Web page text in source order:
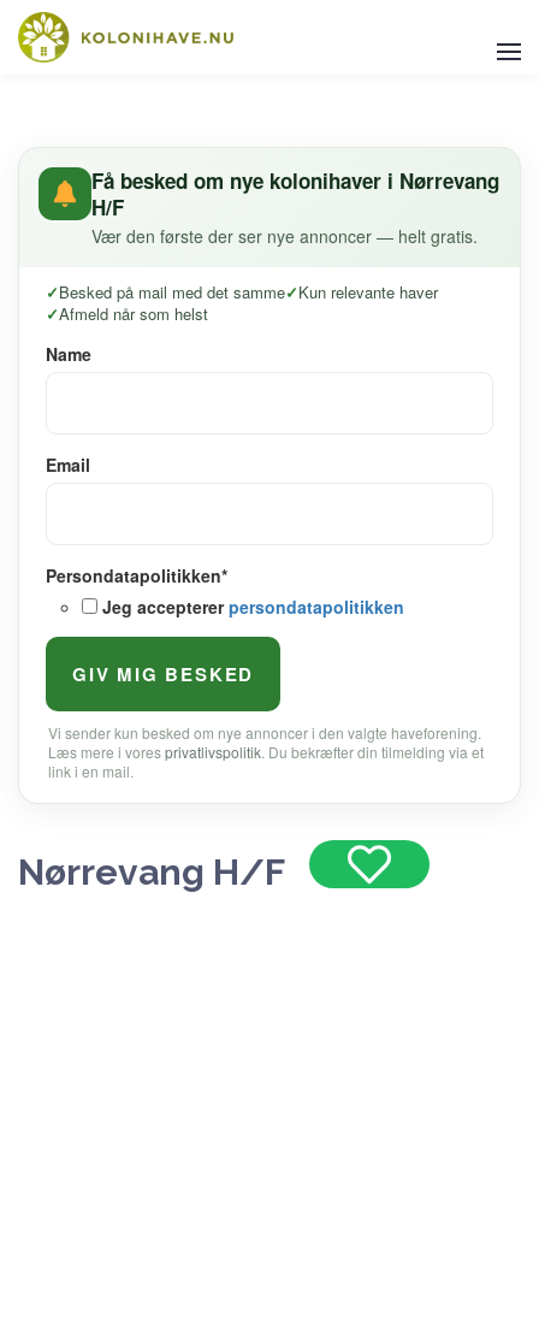
Få besked om nye kolonihaver i Nørrevang
H/F
Vær den første der ser nye annoncer — helt gratis.
Besked på mail med det samme
Kun relevante haver
Afmeld når som helst
Name
Email
Persondatapolitikken*
Jeg acceptererpersondatapolitikken
Vi sender kun besked om nye annoncer i den valgte haveforening.
Læs mere i voresprivatlivspolitik. Du bekræfter din tilmelding via et
link i en mail.
Nørrevang H/F